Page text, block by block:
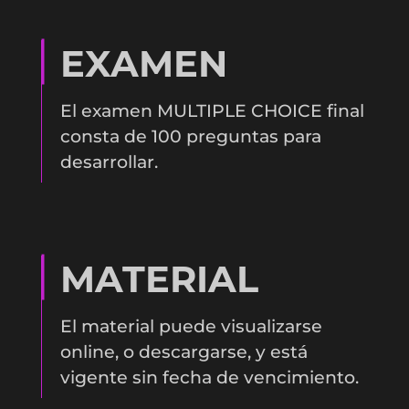
EXAMEN
El examen MULTIPLE CHOICE final
consta de 100 preguntas para
desarrollar.
MATERIAL
El material puede visualizarse
online, o descargarse, y está
vigente sin fecha de vencimiento.